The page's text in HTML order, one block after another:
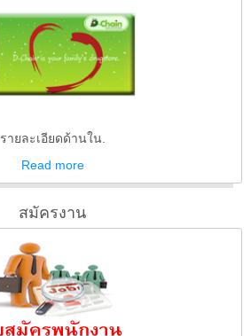
รายละเอียดด้านใน.
Read more
สมัครงาน